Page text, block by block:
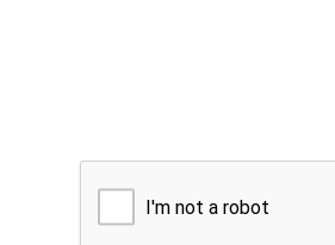
I'm not a robot